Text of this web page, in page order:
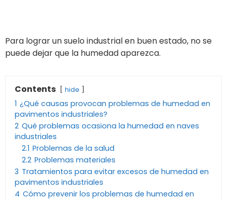
Para lograr un suelo industrial en buen estado, no se
puede dejar que la humedad aparezca.
Contents hide
1 ¿Qué causas provocan problemas de humedad en
pavimentos industriales?
2 Qué problemas ocasiona la humedad en naves
industriales
2.1 Problemas de la salud
2.2 Problemas materiales
3 Tratamientos para evitar excesos de humedad en
pavimentos industriales
4 Cómo prevenir los problemas de humedad en